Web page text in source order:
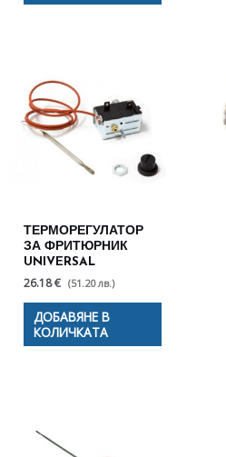
ТЕРМОРЕГУЛАТОР
ЗА ФРИТЮРНИК
UNIVERSAL
26.18 € (51.20 лв.)
ДОБАВЯНЕ В
КОЛИЧКАТА